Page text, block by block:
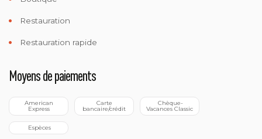
Restauration
Restauration rapide
Moyens de paiements
Express bancaire/crédit Vacances Classic
Espèces